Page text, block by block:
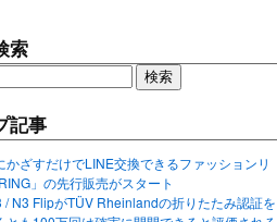
索
記事
かざすだけでLINE交換できるファッションリ
」の先行販売がスタート
/ N3 FlipがTÜV Rheinlandの折りたたみ認証を